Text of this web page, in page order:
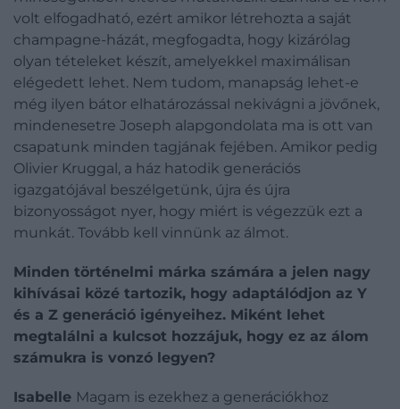
volt elfogadható, ezért amikor létrehozta a saját
champagne-házát, megfogadta, hogy kizárólag
olyan tételeket készít, amelyekkel maximálisan
elégedett lehet. Nem tudom, manapság lehet-e
még ilyen bátor elhatározással nekivágni a jövőnek,
mindenesetre Joseph alapgondolata ma is ott van
csapatunk minden tagjának fejében. Amikor pedig
Olivier Kruggal, a ház hatodik generációs
igazgatójával beszélgetünk, újra és újra
bizonyosságot nyer, hogy miért is végezzük ezt a
munkát. Tovább kell vinnünk az álmot.
Minden történelmi márka számára a jelen nagy
kihívásai közé tartozik, hogy adaptálódjon az Y
és a Z generáció igényeihez. Miként lehet
megtalálni a kulcsot hozzájuk, hogy ez az álom
számukra is vonzó legyen?
Isabelle Magam is ezekhez a generációkhoz